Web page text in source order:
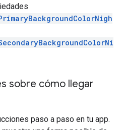
sobre cómo llegar
paso a paso en tu app.